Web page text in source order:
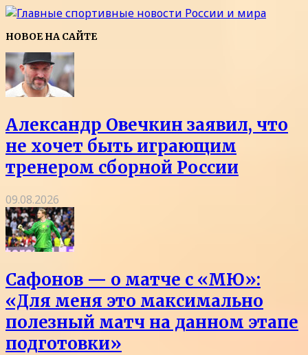
НОВОЕ НА САЙТЕ
Александр Овечкин заявил, что
не хочет быть играющим
тренером сборной России
09.08.2026
Сафонов — о матче с «МЮ»:
«Для меня это максимально
полезный матч на данном этапе
подготовки»